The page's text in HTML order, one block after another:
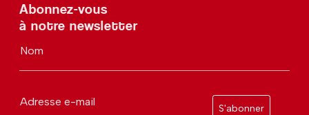
Abonnez-vous
à notre newsletter
Nom
Adresse e-mail
S'abonner